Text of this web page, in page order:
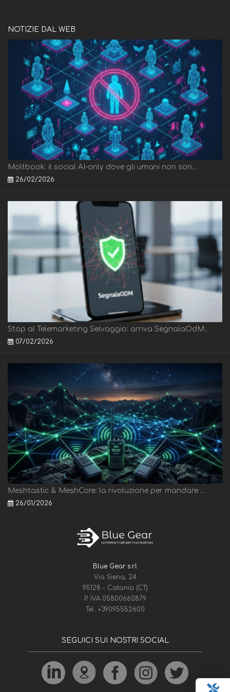
NOTIZIE DAL WEB
Moltbook: il social AI-only dove gli umani non son...
26/02/2026
Stop al Telemarketing Selvaggio: arriva SegnalaOdM...
07/02/2026
Meshtastic & MeshCore: la rivoluzione per mandare ...
26/01/2026
Blue Gear s.r.l
Via Siena, 24
95128 - Catania (CT)
P. IVA 05800660879
Tel. +39095552600
SEGUICI SUI NOSTRI SOCIAL